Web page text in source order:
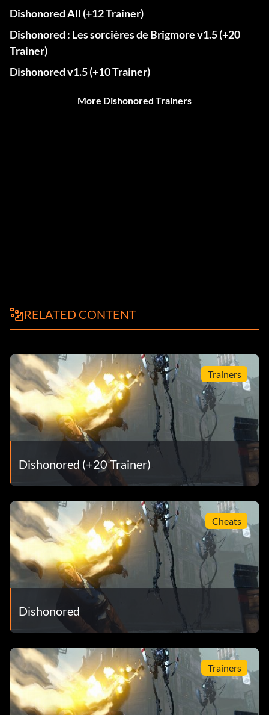
Dishonored All (+12 Trainer)
Dishonored : Les sorcières de Brigmore v1.5 (+20
Trainer)
Dishonored v1.5 (+10 Trainer)
More Dishonored Trainers
RELATED CONTENT
Trainers
Dishonored (+20 Trainer)
Cheats
Dishonored
Trainers